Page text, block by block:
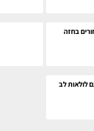
בחזה
לולאות לב